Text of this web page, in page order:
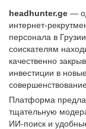
headhunter.ge —
интернет-
персонала в
соискателям
качественно
инвестиции в
Платформа
тщательную
ИИ-поиск и